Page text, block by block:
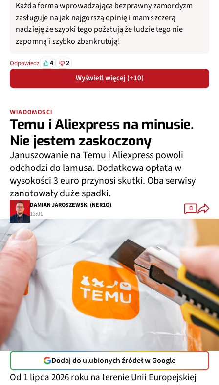
Każda forma wprowadzająca bezprawny zamordyzm
zasługuje na jak najgorszą opinię i mam szczerą
nadzieję że szybki tego pożałują że ludzie tego nie
zapomną i szybko zbankrutują!
Odpowiedz 4 2
Wyświetl więcej (+10)
WIADOMOŚCI
Temu i Aliexpress na minusie.
Nie jestem zaskoczony
Januszowanie na Temu i Aliexpress powoli
odchodzi do lamusa. Dodatkowa opłata w
wysokości 3 euro przynosi skutki. Oba serwisy
zanotowały duże spadki.
DAMIAN JAROSZEWSKI (NER1O)
13:01
0
Dodaj do ulubionych źródeł w Google
Od 1 lipca 2026 roku na terenie Unii Europejskiej